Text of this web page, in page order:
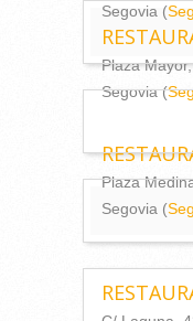
Segovia (
Plaza
Segovia (
Plaza
Segovia (